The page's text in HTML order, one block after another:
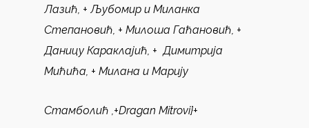
Лазић, + Љубомир и Миланка
Степановић, + Милоша Гаћановић, +
Даницу Караклајић, + Димитрија
Мићића, + Милана и Марију
Стамболић ,+Dragan Mitrovi}+